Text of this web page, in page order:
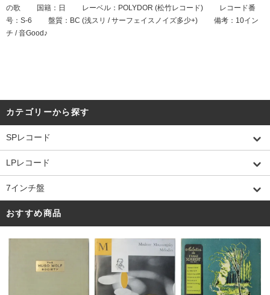
の歌 国籍：日 レーベル：POLYDOR (松竹レコード) レコード番
号：S-6 盤質：BC (浅スリ / サーフェイスノイズ多少+) 備考：10イン
チ / 音Good♪
カテゴリーから探す
SPレコード
LPレコード
7インチ盤
おすすめ商品